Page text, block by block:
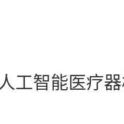
工智能医疗